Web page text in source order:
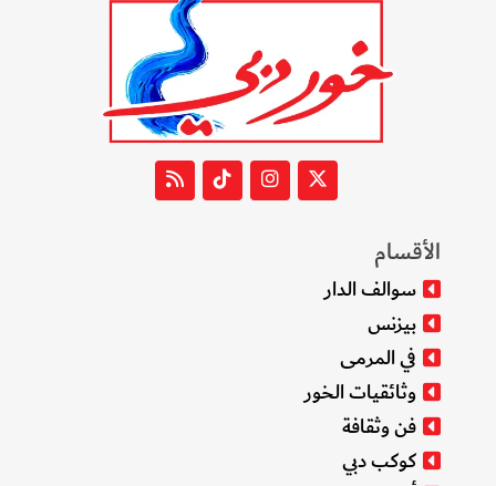
الأقسام
سوالف الدار
بيزنس
في المرمى
وثائقيات الخور
فن وثقافة
كوكب دبي